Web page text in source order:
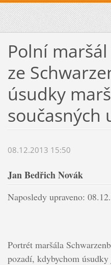
Polní
ze
úsudky
současných
08.12.2013 15:50
Jan Bedřich Novák
Naposledy upraveno:
Portrét maršála
pozadí, kdybychom